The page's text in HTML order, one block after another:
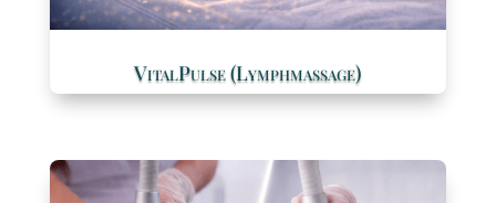
VitalPulse (Lymphmassage)